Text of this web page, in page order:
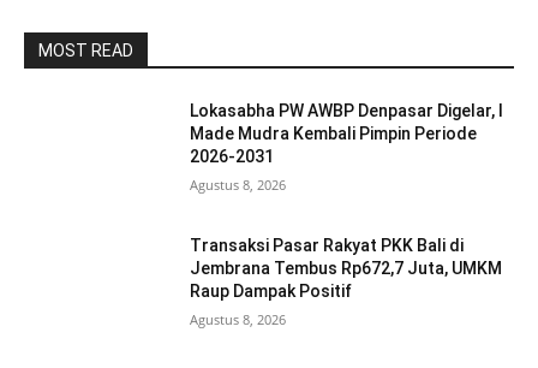
MOST READ
Lokasabha PW AWBP Denpasar Digelar, I
Made Mudra Kembali Pimpin Periode
2026-2031
Agustus 8, 2026
Transaksi Pasar Rakyat PKK Bali di
Jembrana Tembus Rp672,7 Juta, UMKM
Raup Dampak Positif
Agustus 8, 2026